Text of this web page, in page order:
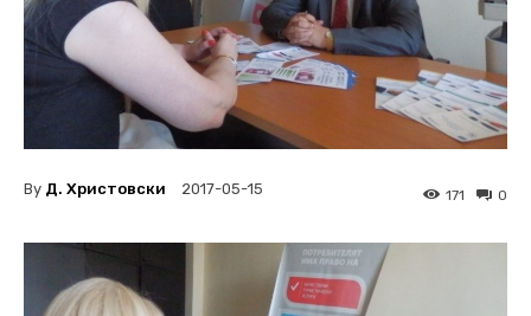
By Д. Христовски 2017-05-15 0
171